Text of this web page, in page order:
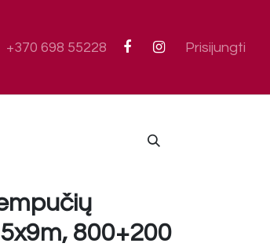
+370 698 55228 Prisijungti
800+200